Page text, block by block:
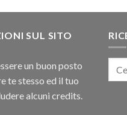
SUL SITO
un buon posto
te stesso ed il tuo
alcuni credits.